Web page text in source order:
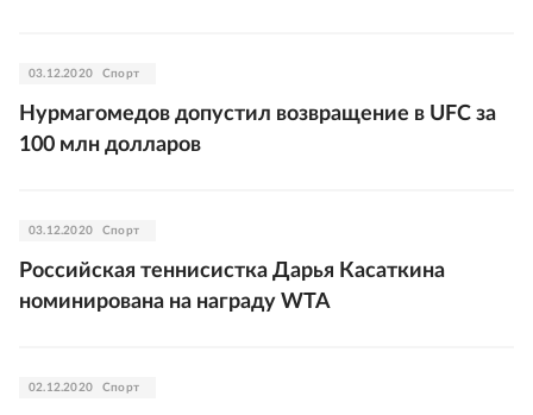
03.12.2020 Спорт
Нурмагомедов допустил возвращение в UFC за
100 млн долларов
03.12.2020 Спорт
Российская теннисистка Дарья Касаткина
номинирована на награду WTA
02.12.2020 Спорт